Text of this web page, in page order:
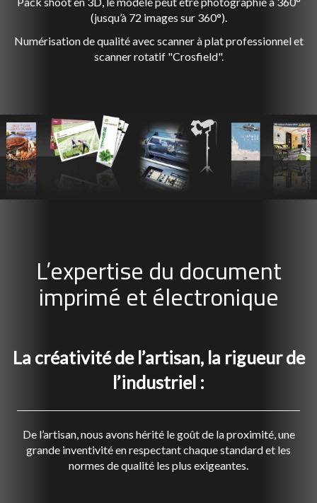
(jusqu’à 72 images sur 360°).
Numérisation de qualité avec scanner à plat professionnel et
scanner rotatif "Crosfield".
L’expertise du document
imprimé et électronique
La créativité de l’artisan, la rigueur de
l’industriel :
De l’artisan, nous avons hérité le goût de la proximité, une
grande inventivité en respectant chaque standard et les
normes de qualité les plus exigeantes.